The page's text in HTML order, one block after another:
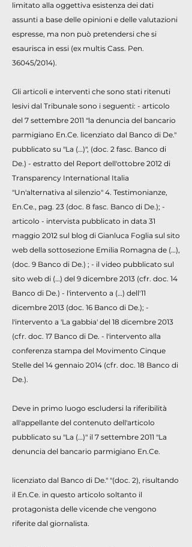
limitato alla oggettiva esistenza dei dati
assunti a base delle opinioni e delle valutazioni
espresse, ma non può pretendersi che si
esaurisca in essi (ex multis Cass. Pen.
36045/2014).
Gli articoli e interventi che sono stati ritenuti
lesivi dal Tribunale sono i seguenti: - articolo
del 7 settembre 2011 "la denuncia del bancario
parmigiano En.Ce. licenziato dal Banco di De."
pubblicato su "La (…)", (doc. 2 fasc. Banco di
De.) - estratto del Report dell'ottobre 2012 di
Transparency International Italia
"Un'alternativa al silenzio" 4. Testimonianze,
En.Ce., pag. 23 (doc. 8 fasc. Banco di De.); -
articolo - intervista pubblicato in data 31
maggio 2012 sul blog di Gianluca Foglia sul sito
web della sottosezione Emilia Romagna de (…),
(doc. 9 Banco di De.) ; - il video pubblicato sul
sito web di (…) del 9 dicembre 2013 (cfr. doc. 14
Banco di De.) - l'intervento a (…) dell'11
dicembre 2013 (doc. 16 Banco di De.); -
l'intervento a 'La gabbia' del 18 dicembre 2013
(cfr. doc. 17 Banco di De. - l'intervento alla
conferenza stampa del Movimento Cinque
Stelle del 14 gennaio 2014 (cfr. doc. 18 Banco di
De.).
Deve in primo luogo escludersi la riferibilità
all'appellante del contenuto dell'articolo
pubblicato su "La (…)" il 7 settembre 2011 "La
denuncia del bancario parmigiano En.Ce.
licenziato dal Banco di De." "(doc. 2), risultando
il En.Ce. in questo articolo soltanto il
protagonista delle vicende che vengono
riferite dal giornalista.